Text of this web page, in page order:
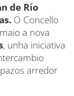
de Río
O Concello
a nova
, unha iniciativa
arredor